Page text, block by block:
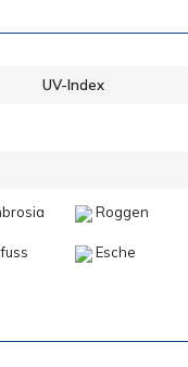
UV-Index
Roggen
Esche